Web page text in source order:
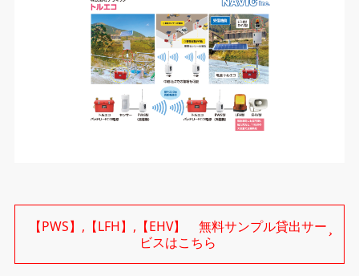
【PWS】,【LFH】,【EHV】 無料サンプル貸出サー
ビスはこちら